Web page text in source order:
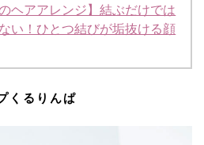
のヘアアレンジ】結ぶだけでは
い！ひとつ結びが垢抜ける顔
くるりんぱ